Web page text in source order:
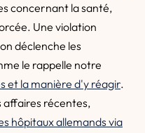
concernant la santé,
Une violation
déclenche les
le rappelle notre
et la manière d'y réagir.
affaires récentes,
hôpitaux allemands via